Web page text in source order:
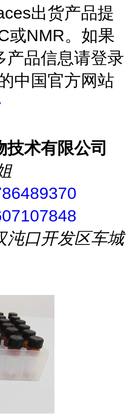
出货产品提
或NMR。如果
产品信息请登录
中国官方网站
术有限公司
沌口开发区车城